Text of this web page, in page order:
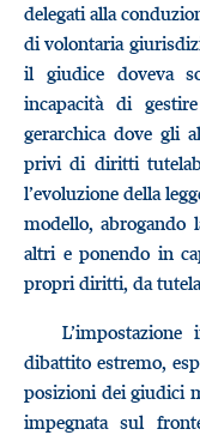
delegati alla
di volontaria
il giudice doveva
incapacità di
gerarchica dove gli
privi di diritti
l’evoluzione della
modello, abrogando
altri e ponendo in
propri diritti, da
dibattito estremo,
posizioni dei giudici
impegnata sul